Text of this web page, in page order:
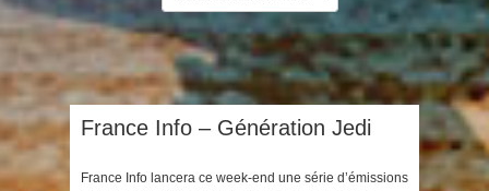
France Info – Génération Jedi
France Info lancera ce week-end une série d’émissions